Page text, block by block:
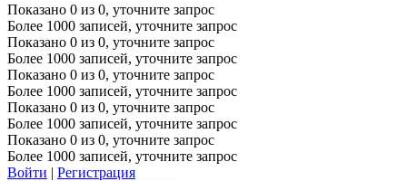
Показано 0 из 0, уточните запрос
Более 1000 записей, уточните запрос
Показано 0 из 0, уточните запрос
Более 1000 записей, уточните запрос
Показано 0 из 0, уточните запрос
Более 1000 записей, уточните запрос
Показано 0 из 0, уточните запрос
Более 1000 записей, уточните запрос
Показано 0 из 0, уточните запрос
Более 1000 записей, уточните запрос
Войти | Регистрация